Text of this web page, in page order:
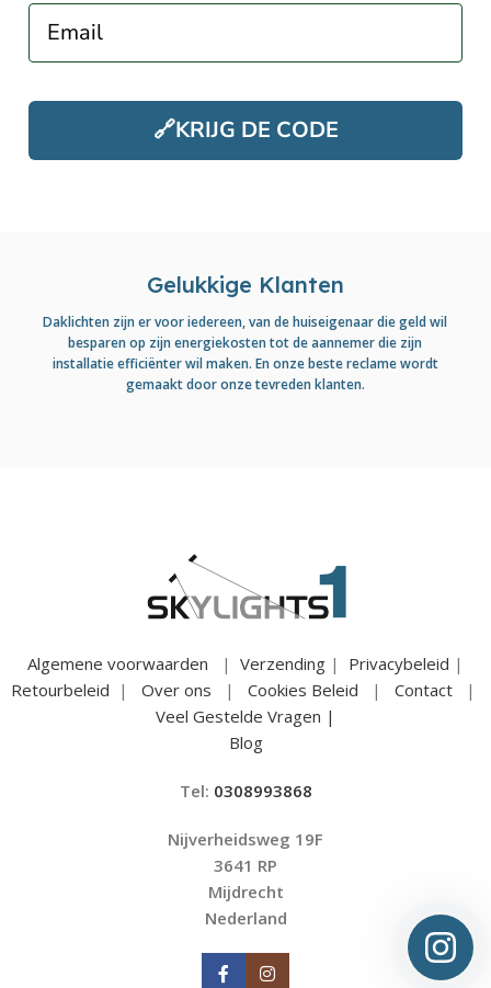
Email
🔗KRIJG DE CODE
Gelukkige Klanten
Daklichten zijn er voor iedereen, van de huiseigenaar die geld wil
besparen op zijn energiekosten tot de aannemer die zijn
installatie efficiënter wil maken. En onze beste reclame wordt
gemaakt door onze tevreden klanten.
Algemene voorwaarden | Verzending | Privacybeleid |
Retourbeleid | Over ons | Cookies Beleid | Contact |
Veel Gestelde Vragen |
Blog
Tel: 0308993868
Nijverheidsweg 19F
3641 RP
Mijdrecht
Nederland